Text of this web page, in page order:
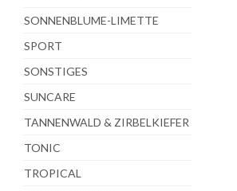
SONNENBLUME-LIMETTE
SPORT
SONSTIGES
SUNCARE
TANNENWALD & ZIRBELKIEFER
TONIC
TROPICAL